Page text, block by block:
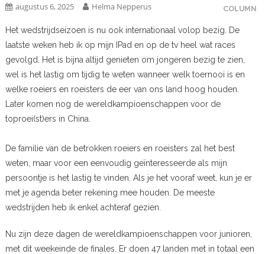
COLUMN
augustus 6, 2025 Helma Nepperus
Het wedstrijdseizoen is nu ook internationaal volop bezig. De
laatste weken heb ik op mijn IPad en op de tv heel wat races
gevolgd. Het is bijna altijd genieten om jongeren bezig te zien,
wel is het lastig om tijdig te weten wanneer welk toernooi is en
welke roeiers en roeisters de eer van ons land hoog houden.
Later komen nog de wereldkampioenschappen voor de
toproei(st)ers in China.
De familie van de betrokken roeiers en roeisters zal het best
weten, maar voor een eenvoudig geïnteresseerde als mijn
persoontje is het lastig te vinden. Als je het vooraf weet, kun je er
met je agenda beter rekening mee houden. De meeste
wedstrijden heb ik enkel achteraf gezien.
Nu zijn deze dagen de wereldkampioenschappen voor junioren,
met dit weekeinde de finales. Er doen 47 landen met in totaal een